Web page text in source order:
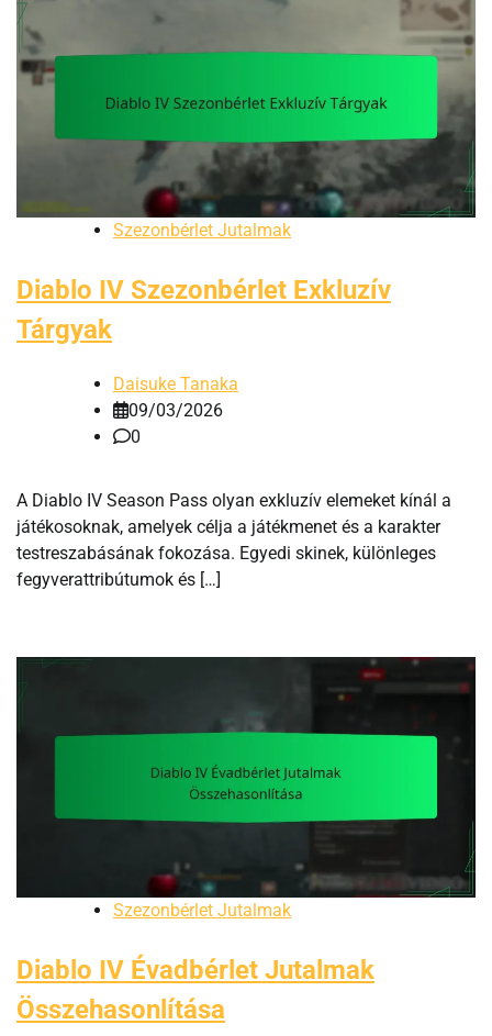
Szezonbérlet Jutalmak
Diablo IV Szezonbérlet Exkluzív
Tárgyak
Daisuke Tanaka
09/03/2026
0
A Diablo IV Season Pass olyan exkluzív elemeket kínál a
játékosoknak, amelyek célja a játékmenet és a karakter
testreszabásának fokozása. Egyedi skinek, különleges
fegyverattribútumok és […]
Szezonbérlet Jutalmak
Diablo IV Évadbérlet Jutalmak
Összehasonlítása